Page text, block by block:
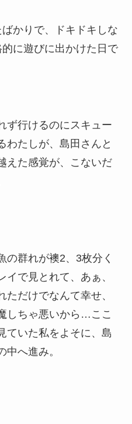
かりで、ドキドキしな
に遊びに出かけた日で
ず行けるのにスキュー
わたしが、島田さんと
えた感覚が、こないだ
の群れが襖2、3枚分く
イで見とれて、あぁ、
だけでなんて幸せ、
しちゃ悪いから…ここ
ていた私をよそに、島
中へ進み。